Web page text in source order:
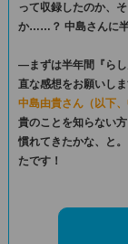
って収録したのか、
か……？ 中島さんに半
―まずは半年間『らし
直な感想をお願いしま
中島由貴さん（以下、
貴のことを知らない
慣れてきたかな、と
たです！